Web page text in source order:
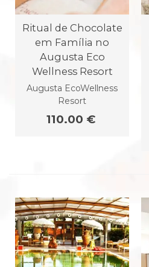
Ritual de Chocolate
em Família no
Augusta Eco
Wellness Resort
Augusta EcoWellness
Resort
110.00 €